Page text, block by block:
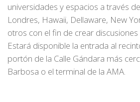
universidades y espacios a través
Londres, Hawaii, Dellaware, New
otros con el fin de crear
Estará disponible la entrada al
portón de la Calle Gándara más
Barbosa o el terminal de la AMA.